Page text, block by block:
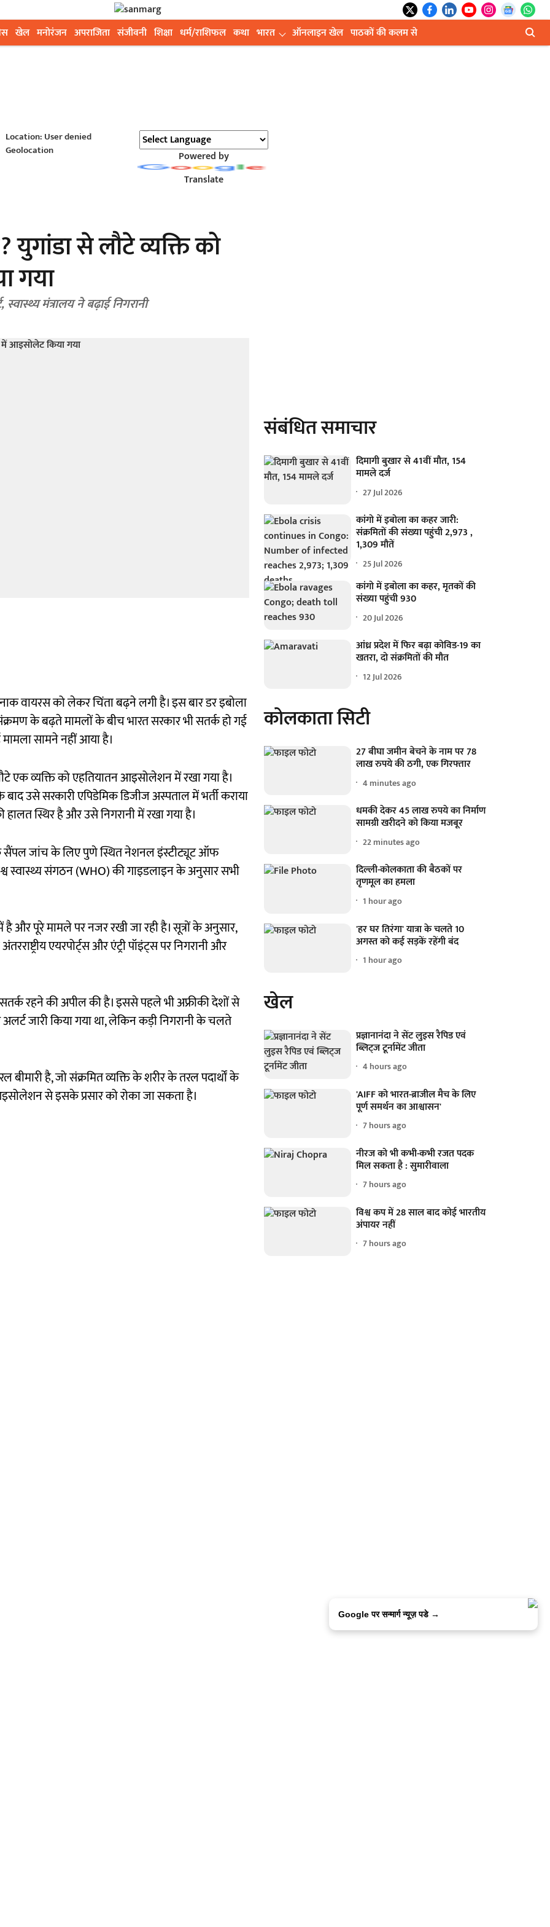
खेल मनोरंजन अपराजिता संजीवनी शिक्षा धर्म/राशिफल कथा भारत ऑनलाइन खेल पाठकों की कलम से
Location: User denied
Geolocation
Powered by
Translate
से लौटे व्यक्ति को
गया
मंत्रालय ने बढ़ाई निगरानी
वायरस को लेकर चिंता बढ़ने लगी है। इस बार डर इबोला
के बढ़ते मामलों के बीच भारत सरकार भी सतर्क हो गई
सामने नहीं आया है।
एक व्यक्ति को एहतियातन आइसोलेशन में रखा गया है।
उसे सरकारी एपिडेमिक डिजीज अस्पताल में भर्ती कराया
स्थिर है और उसे निगरानी में रखा गया है।
के सैंपल जांच के लिए पुणे स्थित नेशनल इंस्टीट्यूट ऑफ
स्वास्थ्य संगठन (WHO) की गाइडलाइन के अनुसार सभी
और पूरे मामले पर नजर रखी जा रही है। सूत्रों के अनुसार,
एयरपोर्ट्स और एंट्री पॉइंट्स पर निगरानी और
रहने की अपील की है। इससे पहले भी अफ्रीकी देशों से
जारी किया गया था, लेकिन कड़ी निगरानी के चलते
बीमारी है, जो संक्रमित व्यक्ति के शरीर के तरल पदार्थों के
से इसके प्रसार को रोका जा सकता है।
संबंधित समाचार
दिमागी बुखार से 41वीं मौत, 154
मामले दर्ज
27 Jul 2026
कांगो में इबोला का कहर जारी:
संक्रमितों की संख्या पहुंची 2,973 ,
1,309 मौतें
25 Jul 2026
कांगो में इबोला का कहर, मृतकों की
संख्या पहुंची 930
20 Jul 2026
आंध्र प्रदेश में फिर बढ़ा कोविड-19 का
खतरा, दो संक्रमितों की मौत
12 Jul 2026
कोलकाता सिटी
27 बीघा जमीन बेचने के नाम पर 78
लाख रुपये की ठगी, एक गिरफ्तार
4 minutes ago
धमकी देकर 45 लाख रुपये का निर्माण
सामग्री खरीदने को किया मजबूर
22 minutes ago
दिल्ली-कोलकाता की बैठकों पर
तृणमूल का हमला
1 hour ago
'हर घर तिरंगा' यात्रा के चलते 10
अगस्त को कई सड़कें रहेंगी बंद
1 hour ago
खेल
प्रज्ञानानंदा ने सेंट लुइस रैपिड एवं
ब्लिट्ज टूर्नामेंट जीता
4 hours ago
'AIFF को भारत-ब्राजील मैच के लिए
पूर्ण समर्थन का आश्वासन'
7 hours ago
नीरज को भी कभी-कभी रजत पदक
मिल सकता है : सुमारीवाला
7 hours ago
विश्व कप में 28 साल बाद कोई भारतीय
अंपायर नहीं
7 hours ago
Google पर सन्मार्ग न्यूज़ पडे →